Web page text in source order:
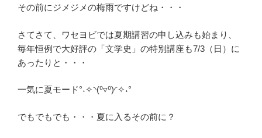
その前にジメジメの梅雨ですけどね・・・
さてさて、ワセヨビでは夏期講習の申し込みも始まり、
毎年恒例で大好評の「文学史」の特別講座も7/3（日）に
あったりと・・・
一気に夏モード°˖✧◝(⁰▿⁰)◜✧˖°
でもでもでも・・・夏に入るその前に？